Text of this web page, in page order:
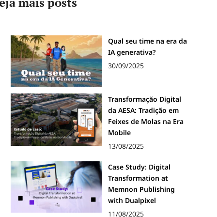
Qual seu time na era da
IA generativa?
30/09/2025
Transformação Digital
da AESA: Tradição em
Feixes de Molas na Era
Mobile
13/08/2025
Case Study: Digital
Transformation at
Memnon Publishing
with Dualpixel
11/08/2025